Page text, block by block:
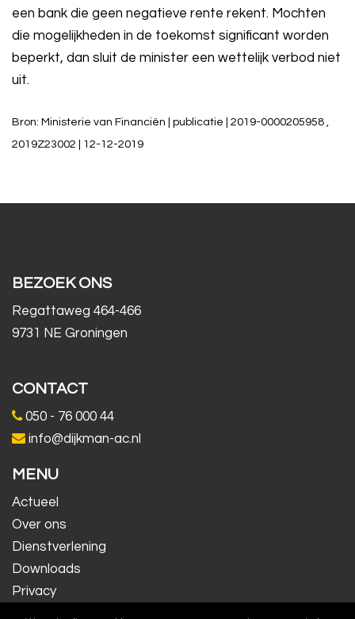
een bank die geen negatieve rente rekent. Mochten
die mogelijkheden in de toekomst significant worden
beperkt, dan sluit de minister een wettelijk verbod niet
uit.
Bron: Ministerie van Financiën | publicatie | 2019-0000205958 ,
2019Z23002 | 12-12-2019
BEZOEK ONS
Regattaweg 464-466
9731 NE Groningen
CONTACT
050 - 76 000 44
info@dijkman-ac.nl
MENU
Actueel
Over ons
Dienstverlening
Downloads
Privacy